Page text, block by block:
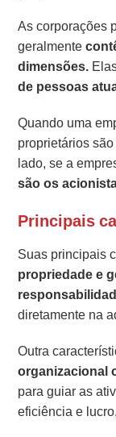
As corporações
geralmente
dimensões.
de pessoas
Quando uma
proprietários
lado, se a
são os
Principais
Suas principais
propriedade e
diretamente na
Outra
organizacional
para guiar as
eficiência e